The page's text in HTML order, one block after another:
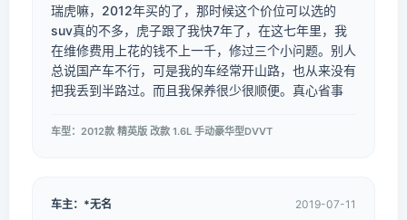
瑞虎嘛，2012年买的了，那时候这个价位可以选的
suv真的不多，虎子跟了我快7年了，在这七年里，我
在维修费用上花的钱不上一千，修过三个小问题。别人
总说国产车不行，可是我的车经常开山路，也从来没有
把我丢到半路过。而且我保养很少很顺便。真心省事
车型：2012款 精英版 改款 1.6L 手动豪华型DVVT
车主：*无名 2019-07-11